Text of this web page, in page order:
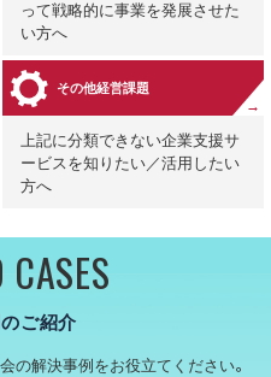
って戦略的に事業を発展させた
い方へ
その他経営課題
上記に分類できない企業支援サ
ービスを知りたい／活用したい
方へ
CASES
ご紹介
の解決事例をお役立てください。